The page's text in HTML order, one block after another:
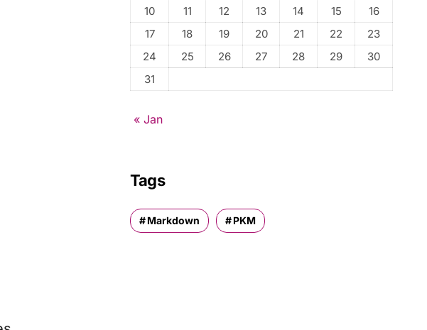
10
11 12 13 14 15
16
17
18 19 20 21 22
23
24
25 26 27 28 29
30
31
« Jan
Tags
Markdown PKM